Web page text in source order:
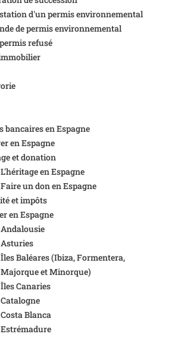
d'un permis environnemental
de permis environnemental
refusé
bancaires en Espagne
en Espagne
et donation
L'héritage en Espagne
Faire un don en Espagne
et impôts
en Espagne
Andalousie
Asturies
Îles Baléares (Ibiza, Formentera,
Majorque et Minorque)
Îles Canaries
Catalogne
Costa Blanca
Estrémadure